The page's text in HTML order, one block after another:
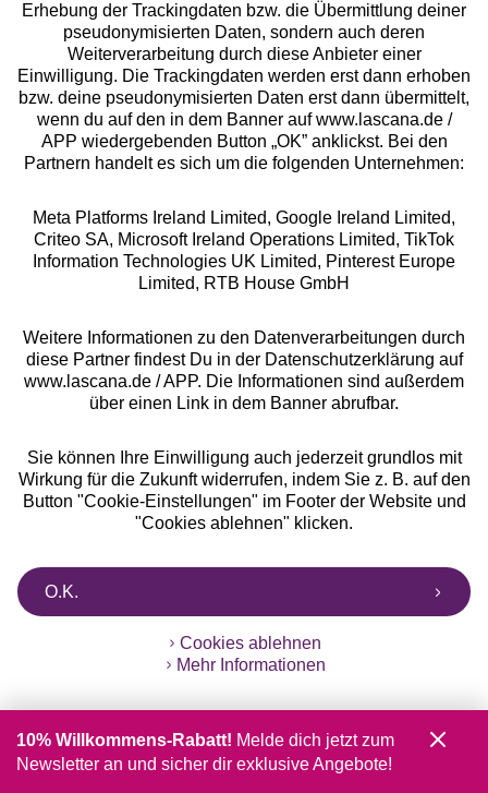
Online-Überweisung
Ratenkauf **
Versandart
Jetzt zum Newsletter anmelden und 10% Rabatt
sichern!
Jetzt anmelden
Auszeichnungen
Erhebung der Trackingdaten bzw. die Übermittlung deiner
pseudonymisierten Daten, sondern auch deren
Weiterverarbeitung durch diese Anbieter einer
Einwilligung. Die Trackingdaten werden erst dann erhoben
bzw. deine pseudonymisierten Daten erst dann übermittelt,
wenn du auf den in dem Banner auf www.lascana.de /
APP wiedergebenden Button „OK” anklickst. Bei den
Partnern handelt es sich um die folgenden Unternehmen:
Meta Platforms Ireland Limited, Google Ireland Limited,
Criteo SA, Microsoft Ireland Operations Limited, TikTok
Information Technologies UK Limited, Pinterest Europe
Limited, RTB House GmbH
Weitere Informationen zu den Datenverarbeitungen durch
diese Partner findest Du in der Datenschutzerklärung auf
www.lascana.de / APP. Die Informationen sind außerdem
über einen Link in dem Banner abrufbar.
Sie können Ihre Einwilligung auch jederzeit grundlos mit
Wirkung für die Zukunft widerrufen, indem Sie z. B. auf den
Button "Cookie-Einstellungen" im Footer der Website und
"Cookies ablehnen" klicken.
O.K.
Cookies ablehnen
Mehr Informationen
10% Willkommens-Rabatt! Melde dich jetzt zum
Newsletter an und sicher dir exklusive Angebote!